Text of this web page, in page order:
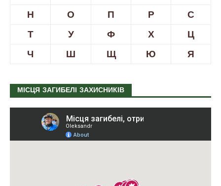
Н
О П Р
С
Т
У Ф Х
Ц
Ч
Ш Щ Ю Я
МІСЦЯ ЗАГИБЕЛІ ЗАХИСНИКІВ